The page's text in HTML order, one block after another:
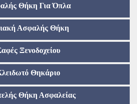
Θήκη Για Όπλα
Ασφαλής Θήκη
Ξενοδοχείου
Θηκάριο
Θήκη Ασφαλείας